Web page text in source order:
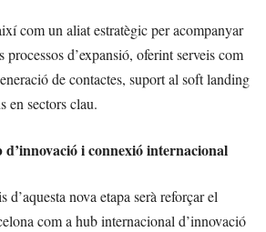
com un aliat estratègic per acompanyar
processos d’expansió, oferint serveis com
de contactes, suport al soft landing
en sectors clau.
i connexió internacional
nova etapa serà reforçar el
com a hub internacional d’innovació